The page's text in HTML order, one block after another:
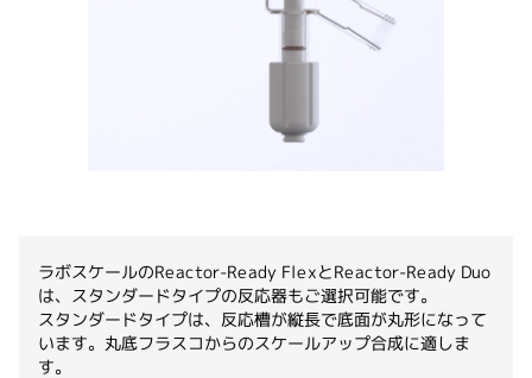
ラボスケールのReactor-Ready FlexとReactor-Ready Duo
は、スタンダードタイプの反応器もご選択可能です。
スタンダードタイプは、反応槽が縦長で底面が丸形になって
います。丸底フラスコからのスケールアップ合成に適しま
す。